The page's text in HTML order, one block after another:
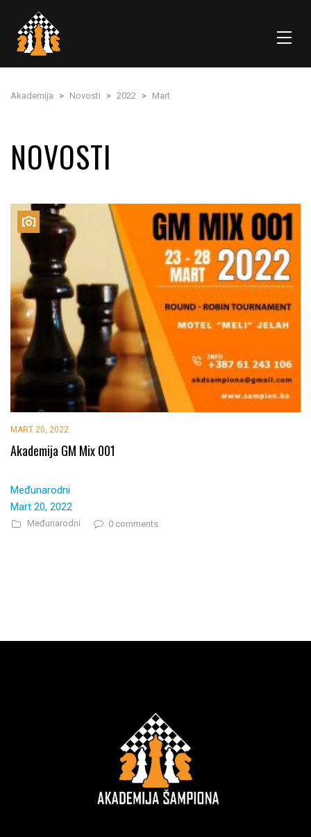
Akademija > Novosti > 2022 > Mart
NOVOSTI
MART 20, 2022
Akademija GM Mix 001
Međunarodni
Mart 20, 2022
Međunarodni 0 comments